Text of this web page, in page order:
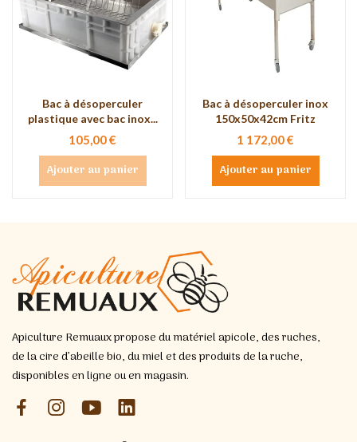
Bac à désoperculer
plastique avec bac inox...
105,00 €
Ajouter au panier
Bac à désoperculer inox
150x50x42cm Fritz
1 172,00 €
Ajouter au panier
Apiculture Remuaux propose du matériel apicole, des ruches,
de la cire d’abeille bio, du miel et des produits de la ruche,
disponibles en ligne ou en magasin.